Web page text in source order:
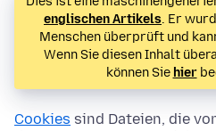
englischen Artikels. Er
Menschen überprüft und
Wenn Sie diesen Inhalt
können Sie hier
Cookies sind Dateien, die